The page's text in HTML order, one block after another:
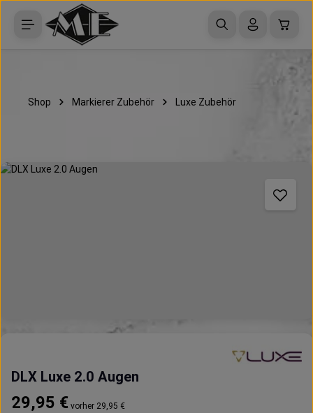
Zum Hauptinhalt springen
Shop Markierer Zubehör Luxe Zubehör
Bildergalerie überspringen
DLX Luxe 2.0 Augen
Regulärer Preis:
29,95 € vorher 29,95 €